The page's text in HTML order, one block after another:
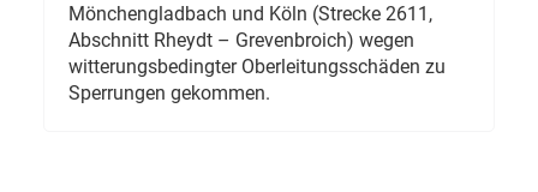
Mönchengladbach und Köln (Strecke 2611,
Abschnitt Rheydt – Grevenbroich) wegen
witterungsbedingter Oberleitungsschäden zu
Sperrungen gekommen.